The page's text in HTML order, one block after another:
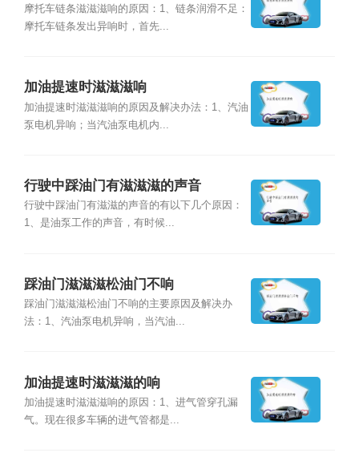
摩托车链条滋滋滋响的原因：1、链条润滑不足：
摩托车链条发出异响时，首先...
加油提速时滋滋滋响
加油提速时滋滋滋响的原因及解决办法：1、汽油
泵电机异响；当汽油泵电机内...
行驶中踩油门有滋滋滋的声音
行驶中踩油门有滋滋的声音的有以下几个原因：
1、是油泵工作的声音，有时候...
踩油门滋滋滋松油门不响
踩油门滋滋滋松油门不响的主要原因及解决办
法：1、汽油泵电机异响，当汽油...
加油提速时滋滋滋的响
加油提速时滋滋滋响的原因：1、进气管穿孔漏
气。现在很多车辆的进气管都是...